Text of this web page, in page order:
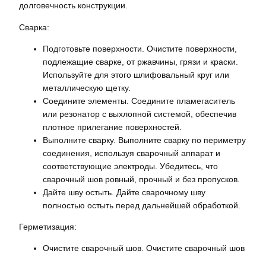
долговечность конструкции.
Сварка:
Подготовьте поверхности. Очистите поверхности,
подлежащие сварке, от ржавчины, грязи и краски.
Используйте для этого шлифовальный круг или
металлическую щетку.
Соедините элементы. Соедините пламегаситель
или резонатор с выхлопной системой, обеспечив
плотное прилегание поверхностей.
Выполните сварку. Выполните сварку по периметру
соединения, используя сварочный аппарат и
соответствующие электроды. Убедитесь, что
сварочный шов ровный, прочный и без пропусков.
Дайте шву остыть. Дайте сварочному шву
полностью остыть перед дальнейшей обработкой.
Герметизация:
Очистите сварочный шов. Очистите сварочный шов